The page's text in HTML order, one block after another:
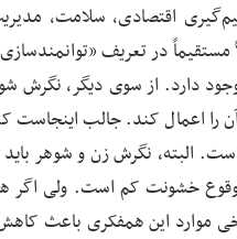
اقتصادی، سلامت،
در تعریف
دارد. از سوی دیگر،
را اعمال کند. جالب
البته، نگرش زن و شوهر باید
خشونت کم است. ولی اگر هر
موارد این همفکری باعث